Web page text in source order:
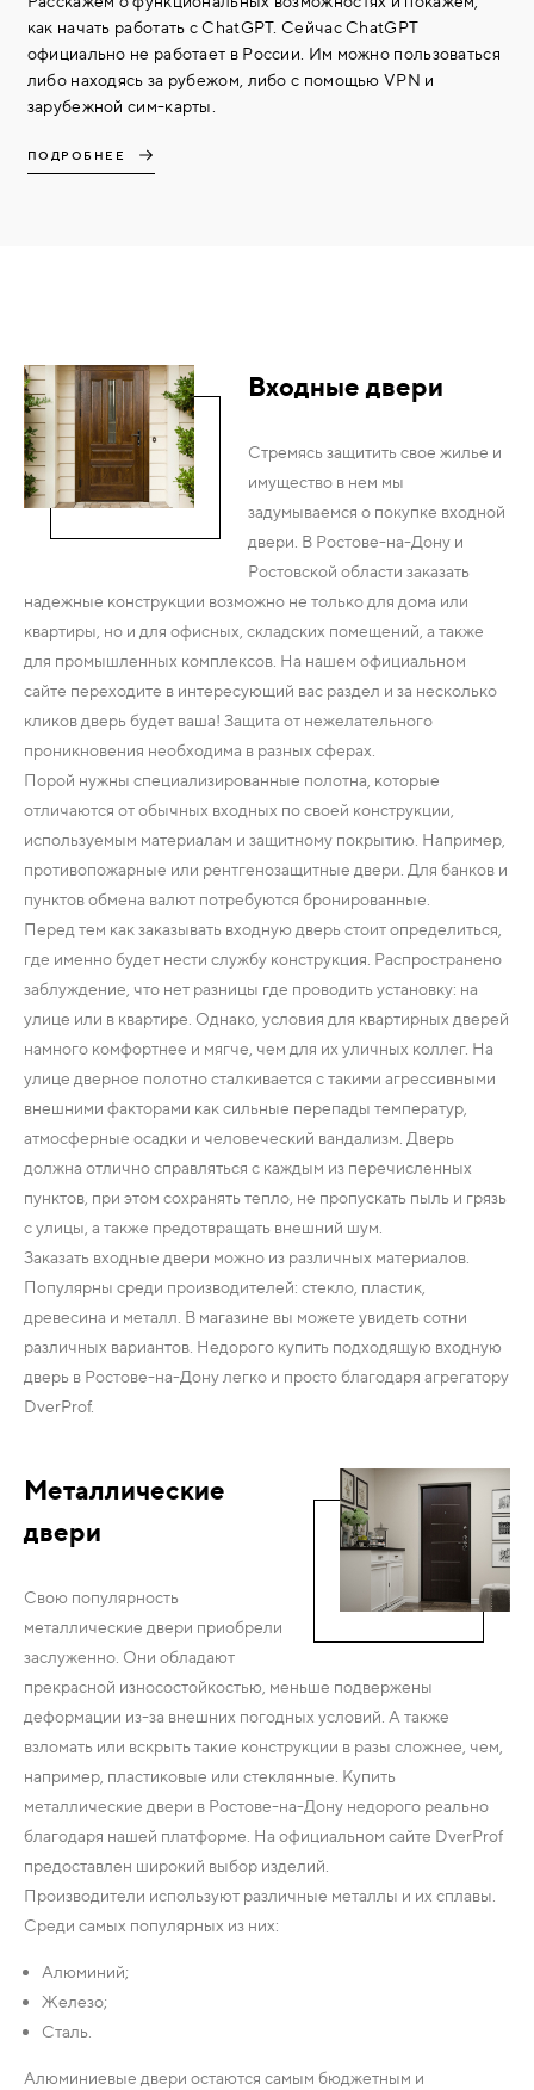
как начать работать с ChatGPT. Сейчас ChatGPT
официально не работает в России. Им можно пользоваться
либо находясь за рубежом, либо с помощью VPN и
зарубежной сим-карты.
ПОДРОБНЕЕ
Входные двери
Стремясь защитить свое жилье и
имущество в нем мы
задумываемся о покупке входной
двери. В Ростове-на-Дону и
Ростовской области заказать
надежные конструкции возможно не только для дома или
квартиры, но и для офисных, складских помещений, а также
для промышленных комплексов. На нашем официальном
сайте переходите в интересующий вас раздел и за несколько
кликов дверь будет ваша! Защита от нежелательного
проникновения необходима в разных сферах.
Порой нужны специализированные полотна, которые
отличаются от обычных входных по своей конструкции,
используемым материалам и защитному покрытию. Например,
противопожарные или рентгенозащитные двери. Для банков и
пунктов обмена валют потребуются бронированные.
Перед тем как заказывать входную дверь стоит определиться,
где именно будет нести службу конструкция. Распространено
заблуждение, что нет разницы где проводить установку: на
улице или в квартире. Однако, условия для квартирных дверей
намного комфортнее и мягче, чем для их уличных коллег. На
улице дверное полотно сталкивается с такими агрессивными
внешними факторами как сильные перепады температур,
атмосферные осадки и человеческий вандализм. Дверь
должна отлично справляться с каждым из перечисленных
пунктов, при этом сохранять тепло, не пропускать пыль и грязь
с улицы, а также предотвращать внешний шум.
Заказать входные двери можно из различных материалов.
Популярны среди производителей: стекло, пластик,
древесина и металл. В магазине вы можете увидеть сотни
различных вариантов. Недорого купить подходящую входную
дверь в Ростове-на-Дону легко и просто благодаря агрегатору
DverProf.
Металлические
двери
Свою популярность
металлические двери приобрели
заслуженно. Они обладают
прекрасной износостойкостью, меньше подвержены
деформации из-за внешних погодных условий. А также
взломать или вскрыть такие конструкции в разы сложнее, чем,
например, пластиковые или стеклянные. Купить
металлические двери в Ростове-на-Дону недорого реально
благодаря нашей платформе. На официальном сайте DverProf
предоставлен широкий выбор изделий.
Производители используют различные металлы и их сплавы.
Среди самых популярных из них:
Алюминий;
Железо;
Сталь.
Алюминиевые двери остаются самым бюджетным и